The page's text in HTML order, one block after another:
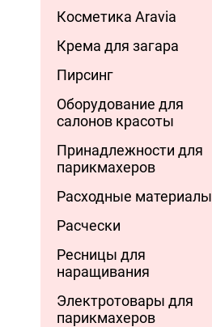
Косметика Aravia
Крема для загара
Пирсинг
Оборудование для
салонов красоты
Принадлежности для
парикмахеров
Расходные материалы
Расчески
Ресницы для
наращивания
Электротовары для
парикмахеров